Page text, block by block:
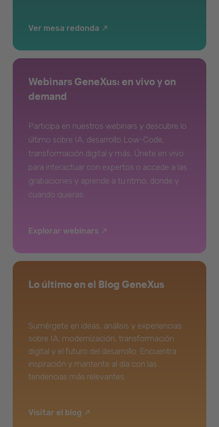
Ver mesa redonda
Webinars GeneXus: en vivo y on
demand
Participa en nuestros webinars y descubre lo
último sobre IA, desarrollo Low-Code,
transformación digital y más. Únete en vivo
para interactuar con expertos o accede a las
grabaciones y aprende a tu ritmo, donde y
cuando quieras.
Explorar webinars
Lo último en el Blog GeneXus
Sumérgete en ideas, análisis y experiencias
sobre IA, modernización, transformación
digital y el futuro del desarrollo. Encuentra
inspiración y mantente al día con las
tendencias más relevantes.
Visitar el blog